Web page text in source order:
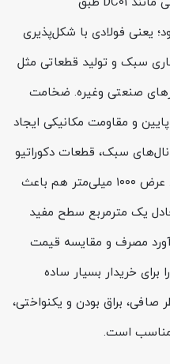
یعنی فولادی با شکل‌پذیری
سبک و تولید قطعاتی مثل
صنعتی وغیره. ضخامت
پایین و مقاومت مکانیکی ایجاد
سبک، قطعات دکوراتیو
و پوشش‌های داخلی مناسب است. عرض ۱۰۰۰ میلی‌متر هم باعث
یک مترمربع سطح مفید
مصرف و مقایسه قیمت
خریدار بسیار ساده
براق بودن و یکنواختی،
مناسب است.